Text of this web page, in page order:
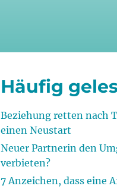
Häufig
Beziehung retten nach
einen Neustart
Neuer Partnerin den
verbieten?
7 Anzeichen, dass eine